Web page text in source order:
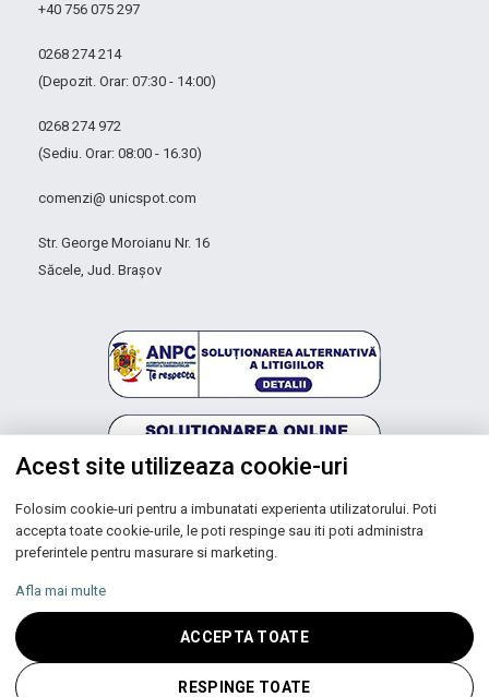
+40 756 075 297
0268 274 214
(Depozit. Orar: 07:30 - 14:00)
0268 274 972
(Sediu. Orar: 08:00 - 16.30)
comenzi@ unicspot.com
Str. George Moroianu Nr. 16
Săcele, Jud. Brașov
Autoritatea Națională pentru Protecția Consumatorilor
Copyright © 2026 UNIC SPOT RO S.R.L.
CUI: RO 13753590, Reg. Com. J200100027208
Acest site utilizeaza cookie-uri
Folosim cookie-uri pentru a imbunatati experienta utilizatorului. Poti
accepta toate cookie-urile, le poti respinge sau iti poti administra
preferintele pentru masurare si marketing.
Afla mai multe
ACCEPTA TOATE
RESPINGE TOATE